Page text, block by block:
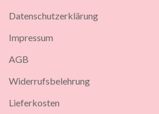
Datenschutzerklärung
Impressum
AGB
Widerrufsbelehrung
Lieferkosten